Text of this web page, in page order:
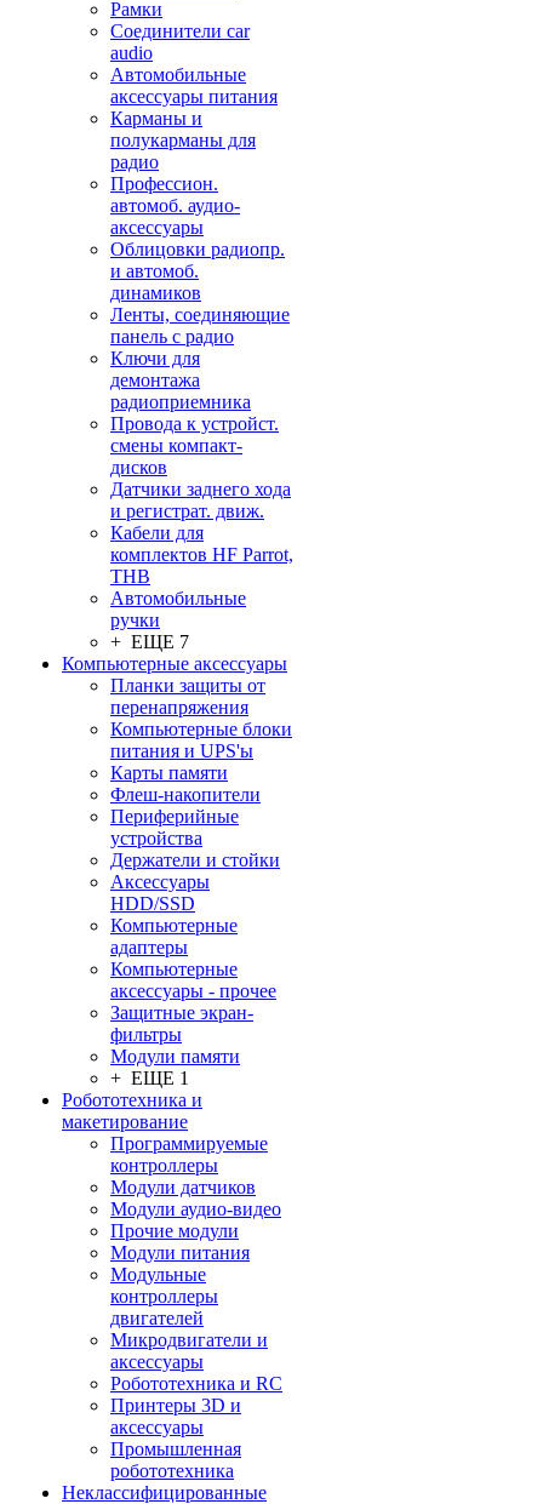
Рамки
Соединители car
audio
Автомобильные
аксессуары питания
Карманы и
полукарманы для
радио
Профессион.
автомоб. аудио-
аксессуары
Облицовки радиопр.
и автомоб.
динамиков
Ленты, соединяющие
панель с радио
Ключи для
демонтажа
радиоприемника
Провода к устройст.
смены компакт-
дисков
Датчики заднего хода
и регистрат. движ.
Кабели для
комплектов HF Parrot,
THB
Автомобильные
ручки
+ ЕЩЕ 7
Компьютерные аксессуары
Планки защиты от
перенапряжения
Компьютерные блоки
питания и UPS'ы
Карты памяти
Флеш-накопители
Периферийные
устройства
Держатели и стойки
Аксессуары
HDD/SSD
Компьютерные
адаптеры
Компьютерные
аксессуары - прочее
Защитные экран-
фильтры
Модули памяти
+ ЕЩЕ 1
Робототехника и
макетирование
Программируемые
контроллеры
Модули датчиков
Модули аудио-видео
Прочие модули
Модули питания
Модульные
контроллеры
двигателей
Микродвигатели и
аксессуары
Робототехника и RC
Принтеры 3D и
аксессуары
Промышленная
робототехника
Неклассифицированные